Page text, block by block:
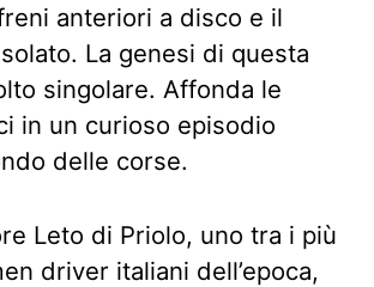
anteriori a disco e il
La genesi di questa
singolare. Affonda le
in un curioso episodio
delle corse.
Leto di Priolo, uno tra i più
driver italiani dell’epoca,